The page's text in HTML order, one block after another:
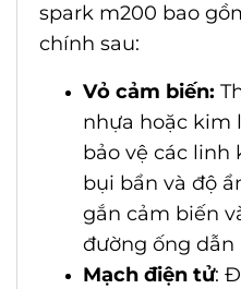
spark m200 bao
chính sau:
Vỏ cảm biến:
nhựa hoặc kim
bảo vệ các linh
bụi bẩn và độ
gắn cảm biến
đường ống dẫn
Mạch điện tử: